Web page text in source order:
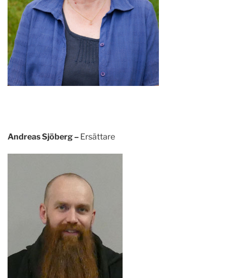
Andreas Sjöberg – Ersättare